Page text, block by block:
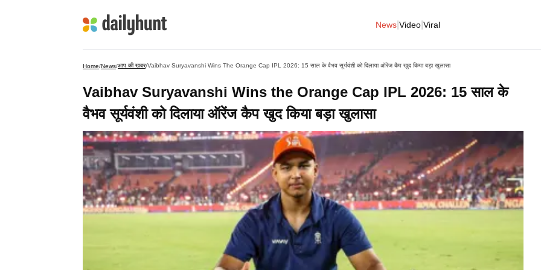
News Video Viral
Home/News/आप की खबर/Vaibhav Suryavanshi Wins The Orange Cap IPL 2026: 15 साल के वैभव सूर्यवंशी को दिलाया ऑरेंज कैप खुद किया बड़ा खुलासा
Vaibhav Suryavanshi Wins the Orange Cap IPL 2026: 15 साल के
वैभव सूर्यवंशी को दिलाया ऑरेंज कैप खुद किया बड़ा खुलासा